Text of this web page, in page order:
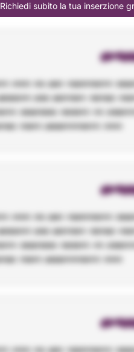
Richiedi subito la tua inserzione